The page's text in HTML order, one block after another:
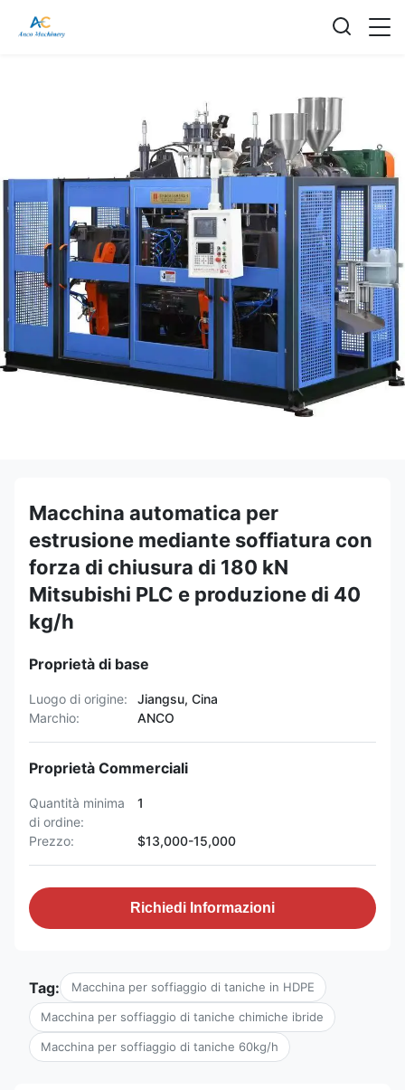
Macchina automatica per
estrusione mediante soffiatura con
forza di chiusura di 180 kN
Mitsubishi PLC e produzione di 40
kg/h
Proprietà di base
Luogo di origine:
Jiangsu, Cina
Marchio:
ANCO
Proprietà Commerciali
Quantità minima
di ordine:
1
Prezzo: $13,000-15,000
Richiedi Informazioni
Tag: Macchina per soffiaggio di taniche in HDPE
Macchina per soffiaggio di taniche chimiche ibride
Macchina per soffiaggio di taniche 60kg/h